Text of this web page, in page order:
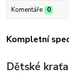
Komentáře 0
Kompletní
Dětské